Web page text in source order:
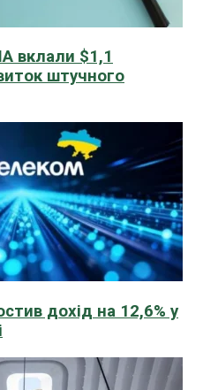
вклали $1,1
штучного
дохід на 12,6% у